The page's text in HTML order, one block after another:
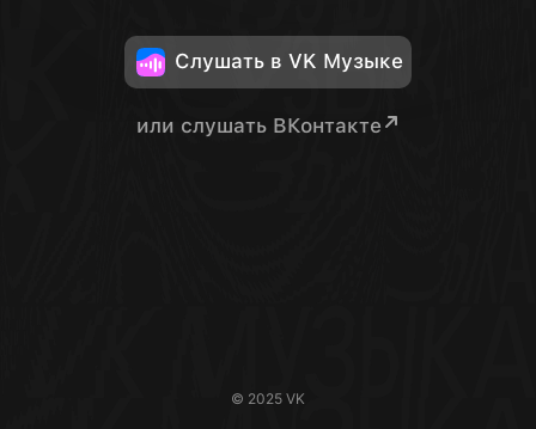
Слушать в VK Музыке
или слушать ВКонтакте
© 2025 VK